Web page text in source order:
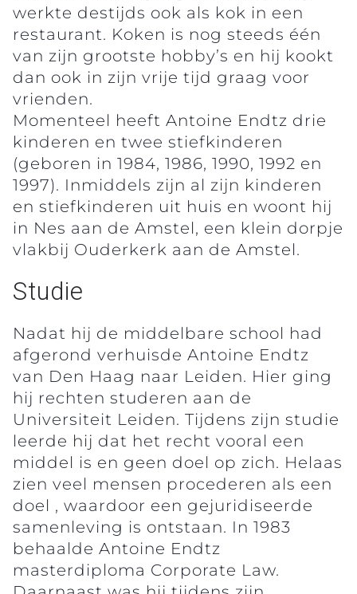
werkte destijds ook als kok in een
restaurant. Koken is nog steeds één
van zijn grootste hobby’s en hij kookt
dan ook in zijn vrije tijd graag voor
vrienden.
Momenteel heeft Antoine Endtz drie
kinderen en twee stiefkinderen
(geboren in 1984, 1986, 1990, 1992 en
1997). Inmiddels zijn al zijn kinderen
en stiefkinderen uit huis en woont hij
in Nes aan de Amstel, een klein dorpje
vlakbij Ouderkerk aan de Amstel.
Studie
Nadat hij de middelbare school had
afgerond verhuisde Antoine Endtz
van Den Haag naar Leiden. Hier ging
hij rechten studeren aan de
Universiteit Leiden. Tijdens zijn studie
leerde hij dat het recht vooral een
middel is en geen doel op zich. Helaas
zien veel mensen procederen als een
doel , waardoor een gejuridiseerde
samenleving is ontstaan. In 1983
behaalde Antoine Endtz
masterdiploma Corporate Law.